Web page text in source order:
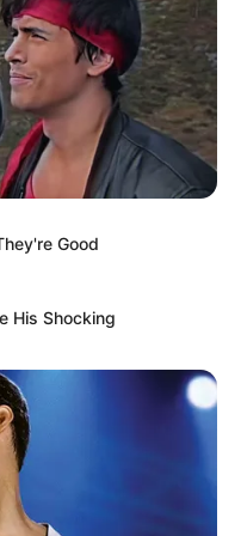
Good
His Shocking